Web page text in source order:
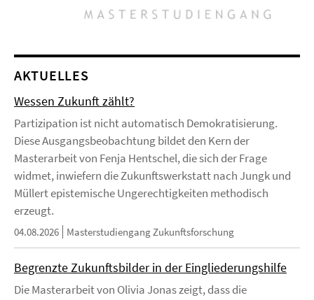
AKTUELLES
Wessen Zukunft zählt?
Partizipation ist nicht automatisch Demokratisierung.
Diese Ausgangsbeobachtung bildet den Kern der
Masterarbeit von Fenja Hentschel, die sich der Frage
widmet, inwiefern die Zukunftswerkstatt nach Jungk und
Müllert epistemische Ungerechtigkeiten methodisch
erzeugt.
04.08.2026 Masterstudiengang Zukunftsforschung
Begrenzte Zukunftsbilder in der Eingliederungshilfe
Die Masterarbeit von Olivia Jonas zeigt, dass die